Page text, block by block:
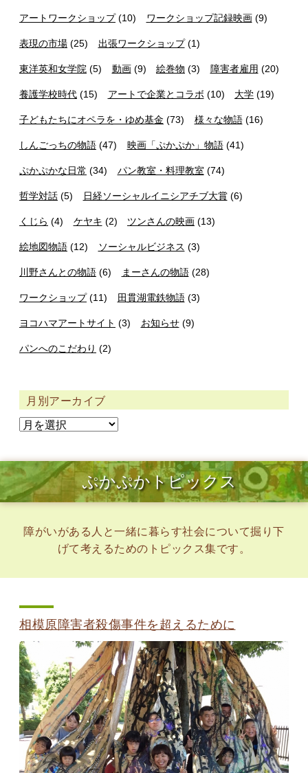
アートワークショップ(10) ワークショップ記録映画(9)
表現の市場 (25) 出張ワークショップ(1)
東洋英和女学院 (5) 動画(9) 絵巻物 (3) 障害者雇用 (20)
養護学校時代 (15) アートで企業とコラボ (10) 大学 (19)
子どもたちにオペラを・ゆめ基金 (73) 様々な物語(16)
しんごっちの物語 (47) 映画「ぷかぷか」物語(41)
ぷかぷかな日常 (34) パン教室・料理教室 (74)
哲学対話 (5) 日経ソーシャルイニシアチブ大賞(6)
くじら (4) ケヤキ (2) ツンさんの映画 (13)
絵地図物語 (12) ソーシャルビジネス (3)
川野さんとの物語 (6) まーさんの物語(28)
ワークショップ(11) 田貫湖電鉄物語(3)
ヨコハマアートサイト (3) お知らせ(9)
パンへのこだわり (2)
月別アーカイブ
ぷかぷかトピックス
障がいがある人と一緒に暮らす社会について掘り下
げて考えるためのトピックス集です。
相模原障害者殺傷事件を超えるために